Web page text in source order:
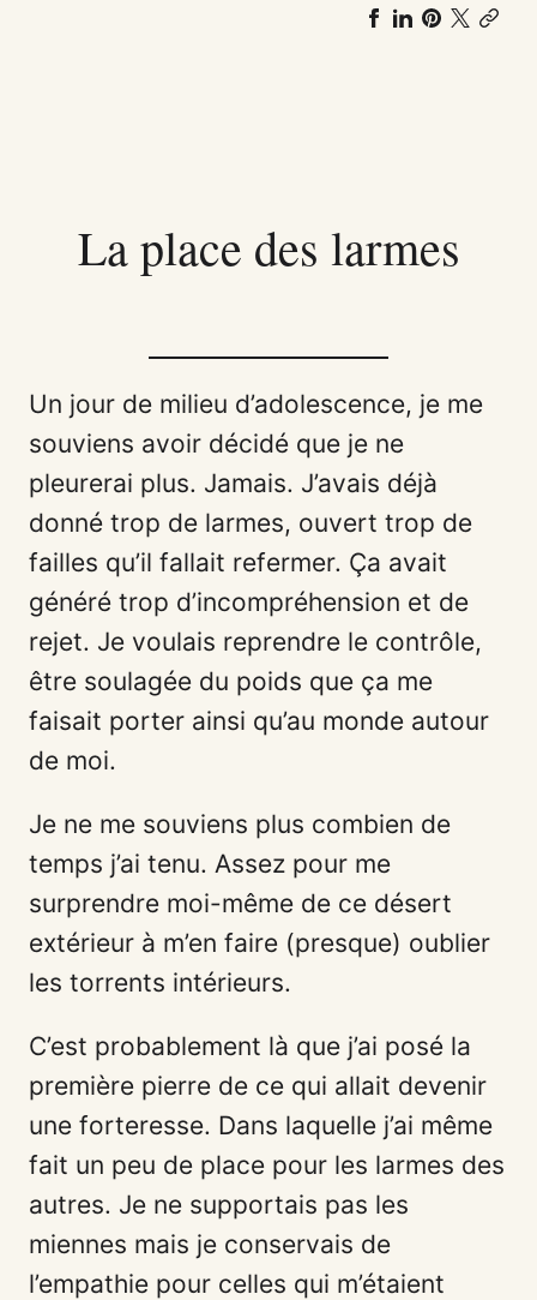
Partager
Partager
Partager
Share
La place des larmes
Un jour de milieu d’adolescence, je me
souviens avoir décidé que je ne
pleurerai plus. Jamais. J’avais déjà
donné trop de larmes, ouvert trop de
failles qu’il fallait refermer. Ça avait
généré trop d’incompréhension et de
rejet. Je voulais reprendre le contrôle,
être soulagée du poids que ça me
faisait porter ainsi qu’au monde autour
de moi.
Je ne me souviens plus combien de
temps j’ai tenu. Assez pour me
surprendre moi-même de ce désert
extérieur à m’en faire (presque) oublier
les torrents intérieurs.
C’est probablement là que j’ai posé la
première pierre de ce qui allait devenir
une forteresse. Dans laquelle j’ai même
fait un peu de place pour les larmes des
autres. Je ne supportais pas les
miennes mais je conservais de
l’empathie pour celles qui m’étaient